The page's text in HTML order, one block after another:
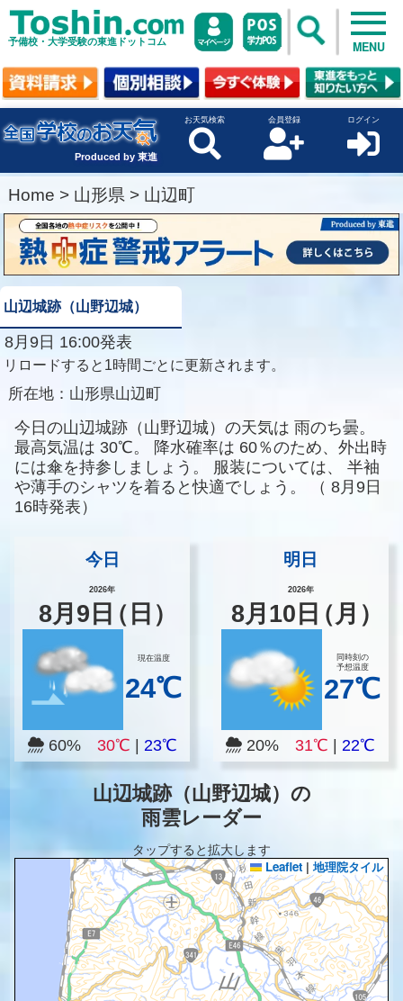
予備校・大学受験の東進ドットコム MENU
Produced by 東進
お天気検索 会員登録 ログイン
Home > 山形県 > 山辺町
山辺城跡（山野辺城）
8月9日 16:00発表
リロードすると1時間ごとに更新されます。
所在地： 山形県山辺町
今日の山辺城跡（山野辺城）の天気は 雨のち曇。
最高気温は 30℃。 降水確率は 60％のため、外出時
には傘を持参しましょう。
服装については、
半袖
や薄手のシャツを着ると快適でしょう。
（ 8月9日
16時発表）
今日
2026年
8月 9 日（日）
現在温度
24℃
60% 30℃ 23℃
明日
2026年
8月 10 日（月）
同時刻の
予想温度
27℃
20% 31℃ |22℃
山辺城跡（山野辺城）の
雨雲レーダー
タップすると拡大します
Leaflet | 地理院タイル